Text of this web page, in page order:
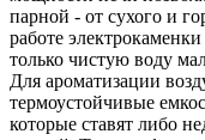
парной - от сухого и
работе
только чистую воду
Для ароматизации
термоустойчивые
которые ставят либо